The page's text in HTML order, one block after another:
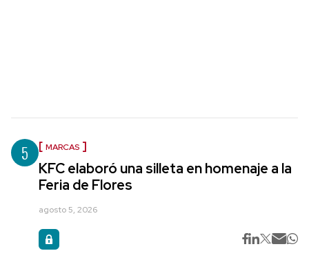
5 MARCAS
KFC elaboró una silleta en homenaje a la
Feria de Flores
agosto 5, 2026